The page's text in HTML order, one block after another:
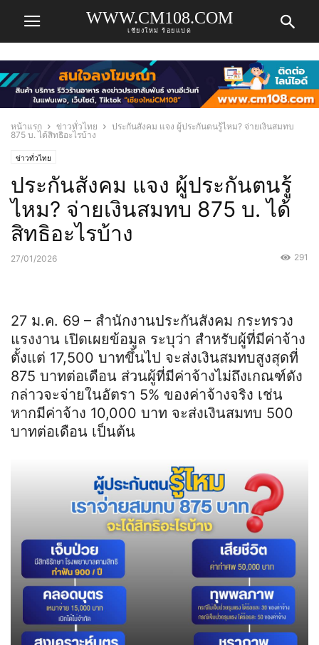
WWW.CM108.COM
เชียงใหม่ ร้อยแปด
หน้าแรก ข่าวทั่วไทย
ประกันสังคม แจง ผู้ประกันตนรู้ไหม? จ่ายเงินสมทบ
875 บ. ได้สิทธิอะไรบ้าง
ข่าวทั่วไทย
ประกันสังคม แจง ผู้ประกันตนรู้
ไหม? จ่ายเงินสมทบ 875 บ. ได้
สิทธิอะไรบ้าง
27/01/2026 291
27 ม.ค. 69 – สำนักงานประกันสังคม กระทรวง
แรงงาน เปิดเผยข้อมูล ระบุว่า สำหรับผู้ที่มีค่าจ้าง
ตั้งแต่ 17,500 บาทขึ้นไป จะส่งเงินสมทบสูงสุดที่
875 บาทต่อเดือน ส่วนผู้ที่มีค่าจ้างไม่ถึงเกณฑ์ดัง
กล่าวจะจ่ายในอัตรา 5% ของค่าจ้างจริง เช่น
หากมีค่าจ้าง 10,000 บาท จะส่งเงินสมทบ 500
บาทต่อเดือน เป็นต้น